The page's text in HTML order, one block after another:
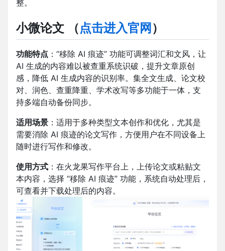
整。
小微论文 （点击进入官网）
功能特点 ：“移除 AI 痕迹” 功能可调整词汇和文风，让
AI 生成的内容难以被查重系统识破，提升文章原创
感，降低 AI 生成内容的识别率。集全文生成、论文校
对、润色、查重降重、学术改写等多功能于一体，支
持多端自动备份同步。
适用场景 ：适用于多种类型文本创作和优化，尤其是
需要消除 AI 痕迹的论文写作，方便用户在不同设备上
随时进行写作和修改。
使用方式 ：在火龙果写作平台上，上传论文或粘贴文
本内容，选择 “移除 AI 痕迹” 功能，系统自动处理后，
可查看并下载处理后的内容。